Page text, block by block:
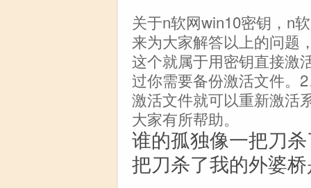
关于n软网win10密钥，n
来为大家解答以上的问题
这个就属于用密钥直接激
过你需要备份激活文件。
激活文件就可以重新激活
大家有所帮助。
谁的孤独像一把刀
把刀杀了我的外婆